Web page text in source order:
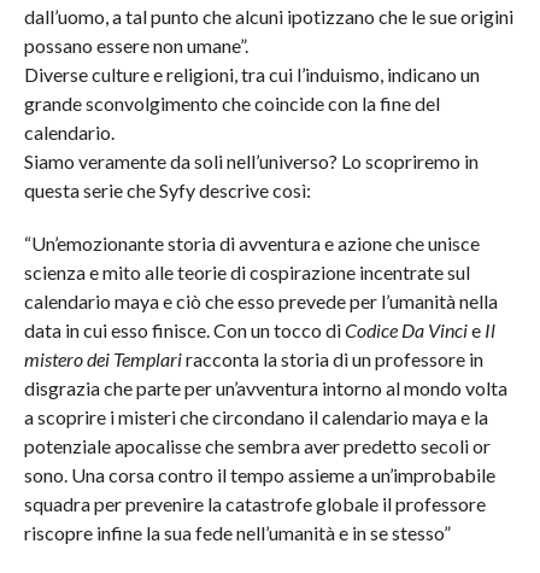
dall’uomo, a tal punto che alcuni ipotizzano che le sue origini
possano essere non umane”.
Diverse culture e religioni, tra cui l’induismo, indicano un
grande sconvolgimento che coincide con la fine del
calendario.
Siamo veramente da soli nell’universo? Lo scopriremo in
questa serie che Syfy descrive così:
“Un’emozionante storia di avventura e azione che unisce
scienza e mito alle teorie di cospirazione incentrate sul
calendario maya e ciò che esso prevede per l’umanità nella
data in cui esso finisce. Con un tocco diCodice Da Vincie Il
mistero dei Templariracconta la storia di un professore in
disgrazia che parte per un’avventura intorno al mondo volta
a scoprire i misteri che circondano il calendario maya e la
potenziale apocalisse che sembra aver predetto secoli or
sono. Una corsa contro il tempo assieme a un’improbabile
squadra per prevenire la catastrofe globale il professore
riscopre infine la sua fede nell’umanità e in se stesso”